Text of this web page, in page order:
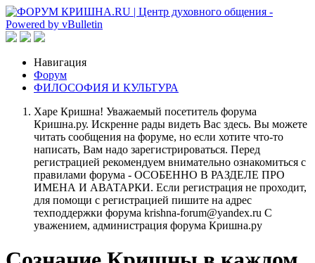
Навигация
Форум
ФИЛОСОФИЯ И КУЛЬТУРА
Харе Кришна! Уважаемый посетитель форума
Кришна.ру. Искренне рады видеть Вас здесь. Вы можете
читать сообщения на форуме, но если хотите что-то
написать, Вам надо зарегистрироваться. Перед
регистрацией рекомендуем внимательно ознакомиться с
правилами форума - ОСОБЕННО В РАЗДЕЛЕ ПРО
ИМЕНА И АВАТАРКИ. Если регистрация не проходит,
для помощи с регистрацией пишите на адрес
техподдержки форума krishna-forum@yandex.ru С
уважением, администрация форума Кришна.ру